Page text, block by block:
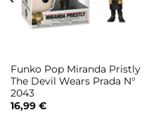
Funko Pop Miranda Pristly
The Devil Wears Prada N°
2043
16,99 €